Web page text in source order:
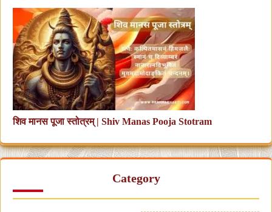
शिव मानस पूजा स्तोत्रम् | Shiv Manas Pooja Stotram
Category